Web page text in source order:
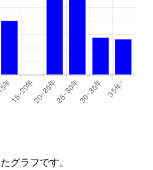
グラフです。